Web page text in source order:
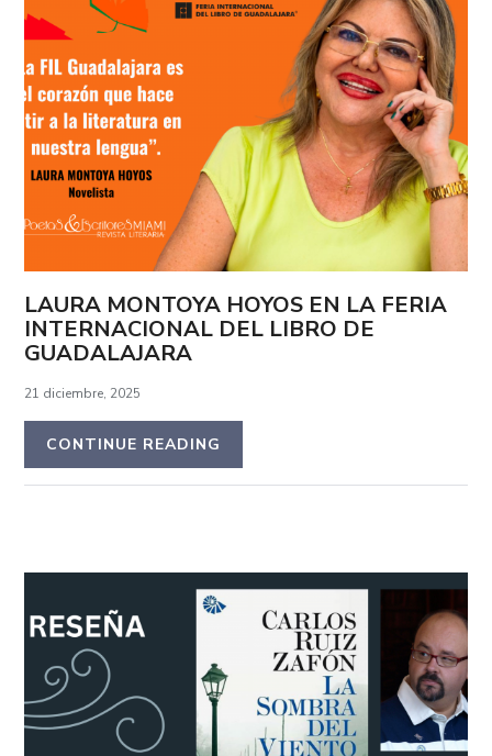
LAURA MONTOYA HOYOS EN LA FERIA
INTERNACIONAL DEL LIBRO DE
GUADALAJARA
21 diciembre, 2025
CONTINUE READING